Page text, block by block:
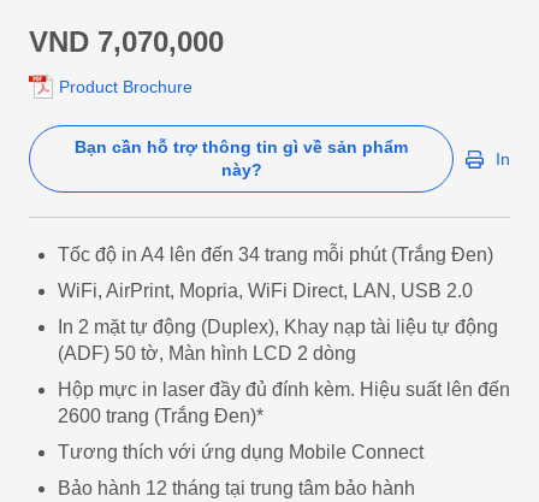
VND 7,070,000
Product Brochure
Bạn cần hỗ trợ thông tin gì về sản phẩm
này?
In
Tốc độ in A4 lên đến 34 trang mỗi phút (Trắng Đen)
WiFi, AirPrint, Mopria, WiFi Direct, LAN, USB 2.0
In 2 mặt tự động (Duplex), Khay nạp tài liệu tự động
(ADF) 50 tờ, Màn hình LCD 2 dòng
Hộp mực in laser đầy đủ đính kèm. Hiệu suất lên đến
2600 trang (Trắng Đen)*
Tương thích với ứng dụng Mobile Connect
Bảo hành 12 tháng tại trung tâm bảo hành